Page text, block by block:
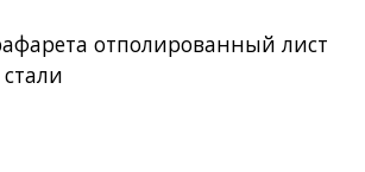
отполированный лист